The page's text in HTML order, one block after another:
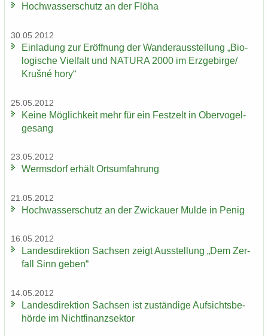
Hoch­was­ser­schutz an der Flöha
30.05.2012
Ein­la­dung zur Er­öff­nung der Wan­der­aus­stel­lung „Bio­
lo­gi­sche Viel­falt und NA­TU­RA 2000 im Erz­ge­bir­ge/
Krušné hory“
25.05.2012
Keine Mög­lich­keit mehr für ein Fest­zelt in Ober­vo­gel­
ge­sang
23.05.2012
Werms­dorf er­hält Orts­um­fah­rung
21.05.2012
Hoch­was­ser­schutz an der Zwi­ckau­er Mulde in Penig
16.05.2012
Lan­des­di­rek­ti­on Sach­sen zeigt Aus­stel­lung „Dem Zer­
fall Sinn geben“
14.05.2012
Lan­des­di­rek­ti­on Sach­sen ist zu­stän­di­ge Auf­sichts­be­
hör­de im Nicht­fi­nanz­sek­tor